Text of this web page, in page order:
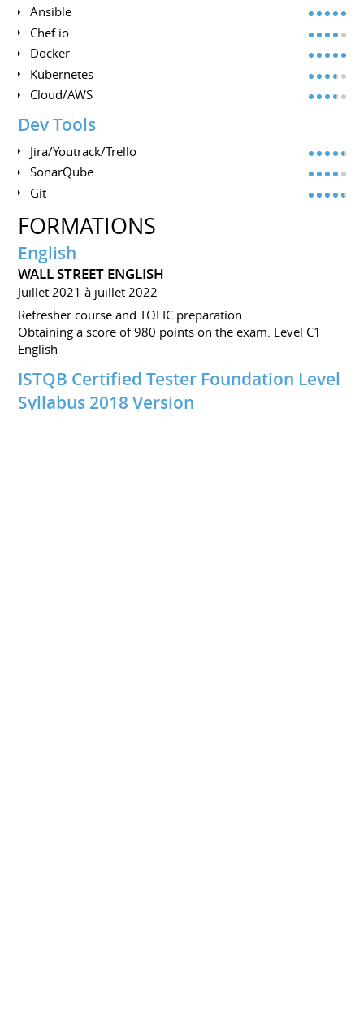
Ansible
Chef.io
Docker
Kubernetes
Cloud/AWS
Dev Tools
Jira/Youtrack/Trello
SonarQube
Git
FORMATIONS
English
WALL STREET ENGLISH
Juillet 2021 à juillet 2022
Refresher course and TOEIC preparation.
Obtaining a score of 980 points on the exam. Level C1
English
ISTQB Certified Tester Foundation Level
Syllabus 2018 Version